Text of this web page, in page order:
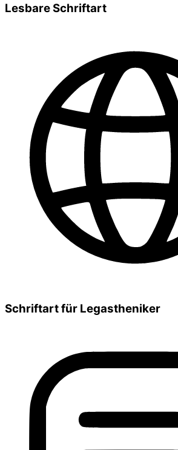
Lesbare Schriftart
Schriftart für Legastheniker